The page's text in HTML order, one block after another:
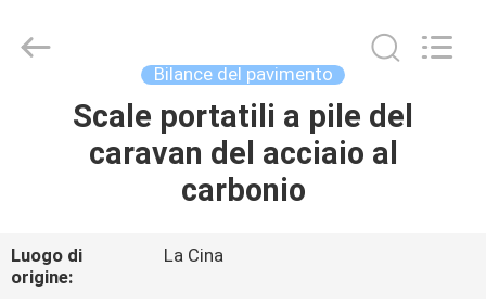
CASA.
VIDEO
Co.,Limited.
Bilance del pavimento
Scale portatili a pile del
caravan del acciaio al
carbonio
Luogo di
origine:
La Cina